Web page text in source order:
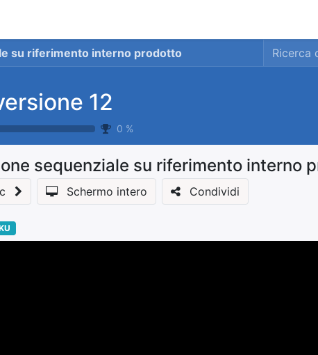
su riferimento interno prodotto
12
0 %
sequenziale su riferimento interno
Schermo intero Condividi